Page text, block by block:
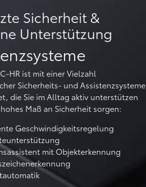
Sicherheit &
Unterstützung
HR ist mit einer Vielzahl
Sicherheits- und Assistenzsysteme
die Sie im Alltag aktiv unterstützen
Maß an Sicherheit sorgen:
Geschwindigkeitsregelung
mit Objekterkennung